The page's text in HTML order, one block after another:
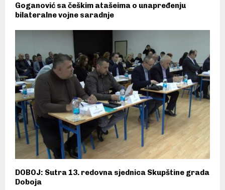
Goganović sa češkim atašeima o unapređenju
bilateralne vojne saradnje
DOBOJ: Sutra 13. redovna sjednica Skupštine grada
Doboja